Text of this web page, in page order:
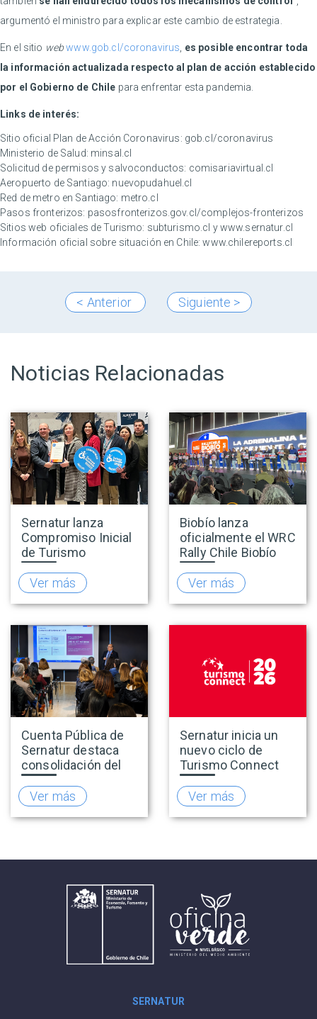
argumentó el ministro para explicar este cambio de estrategia.
En el sitio web www.gob.cl/coronavirus es posible encontrar toda
la información actualizada respecto al plan de acción establecido
por el Gobierno de Chile para enfrentar esta pandemia.
Links de interés:
Sitio oficial Plan de Acción Coronavirus: gob.cl/coronavirus
Ministerio de Salud: minsal.cl
Solicitud de permisos y salvoconductos: comisariavirtual.cl
Aeropuerto de Santiago: nuevopudahuel.cl
Red de metro en Santiago: metro.cl
Pasos fronterizos: pasosfronterizos.gov.cl/complejos-fronterizos
Sitios web oficiales de Turismo: subturismo.cl ywww.sernatur.cl
Información oficial sobre situación en Chile:www.chilereports.cl
< Anterior Siguiente >
Noticias Relacionadas
Sernatur lanza
Compromiso Inicial
de Turismo
Accesible para
promover una
oferta turística más
inclusiva
Ver más
Biobío lanza
oficialmente el WRC
Rally Chile Biobío
2026 con 141
empresas
adheridas al Sello
Rally
Ver más
Cuenta Pública de
Sernatur destaca
consolidación del
turismo en 2025 y
presenta hoja de
ruta para fortalecer
la competitividad
Ver más
Sernatur inicia un
nuevo ciclo de
Turismo Connect
para fortalecer la
inteligencia de
mercado de la
industria turística
Ver más
SERNATUR